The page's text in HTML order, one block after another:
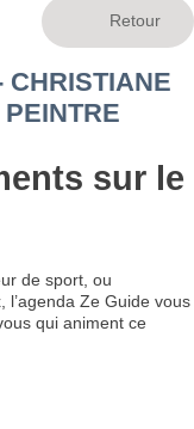
CHRISTIANE
sur le
de sport, ou
Ze Guide vous
qui animent ce